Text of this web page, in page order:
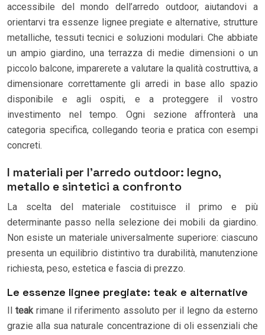
accessibile del mondo dell’arredo outdoor, aiutandovi a
orientarvi tra essenze lignee pregiate e alternative, strutture
metalliche, tessuti tecnici e soluzioni modulari. Che abbiate
un ampio giardino, una terrazza di medie dimensioni o un
piccolo balcone, imparerete a valutare la qualità costruttiva, a
dimensionare correttamente gli arredi in base allo spazio
disponibile e agli ospiti, e a proteggere il vostro
investimento nel tempo. Ogni sezione affronterà una
categoria specifica, collegando teoria e pratica con esempi
concreti.
I materiali per l’arredo outdoor: legno,
metallo e sintetici a confronto
La scelta del materiale costituisce il primo e più
determinante passo nella selezione dei mobili da giardino.
Non esiste un materiale universalmente superiore: ciascuno
presenta un equilibrio distintivo tra durabilità, manutenzione
richiesta, peso, estetica e fascia di prezzo.
Le essenze lignee pregiate: teak e alternative
Ilteakrimane il riferimento assoluto per il legno da esterno
grazie alla sua naturale concentrazione di oli essenziali che